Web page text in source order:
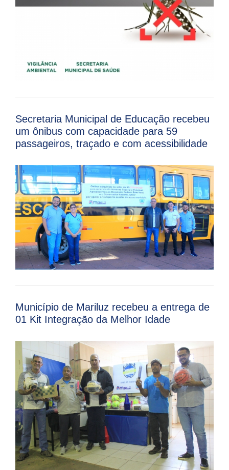
Secretaria Municipal de Educação recebeu
um ônibus com capacidade para 59
passageiros, traçado e com acessibilidade
Município de Mariluz recebeu a entrega de
01 Kit Integração da Melhor Idade